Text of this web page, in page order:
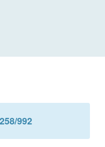
992